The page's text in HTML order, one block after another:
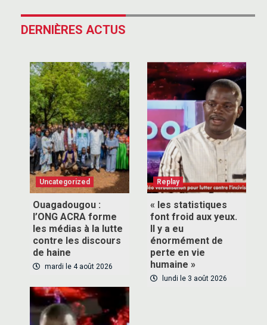
DERNIÈRES ACTUS
Uncategorized
Ouagadougou :
l’ONG ACRA forme
les médias à la lutte
contre les discours
de haine
mardi le 4 août 2026
Replay
« les statistiques
font froid aux yeux.
Il y a eu
énormément de
perte en vie
humaine »
lundi le 3 août 2026